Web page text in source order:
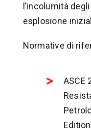
l’incolumità
esplosione
Normative di
ASCE
Edition